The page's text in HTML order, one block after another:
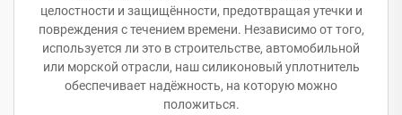
целостности и защищённости, предотвращая утечки и
повреждения с течением времени. Независимо от того,
используется ли это в строительстве, автомобильной
или морской отрасли, наш силиконовый уплотнитель
обеспечивает надёжность, на которую можно
положиться.